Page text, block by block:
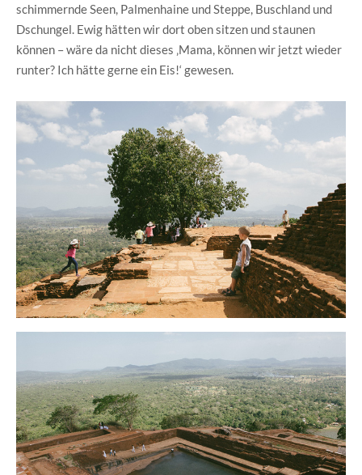
schimmernde Seen, Palmenhaine und Steppe, Buschland und
Dschungel. Ewig hätten wir dort oben sitzen und staunen
können – wäre da nicht dieses ‚Mama, können wir jetzt wieder
runter? Ich hätte gerne ein Eis!‘ gewesen.